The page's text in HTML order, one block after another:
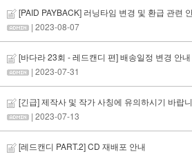
[PAID PAYBACK] 러닝타임 변경 및 환급 관련
| 2023-08-07
[바다라 23회 - 레드캔디 편] 배송일정 변경 안내
| 2023-07-31
[긴급] 제작사 및 작가 사칭에 유의하시기 바랍
| 2023-07-13
[레드캔디 PART.2] CD 재배포 안내